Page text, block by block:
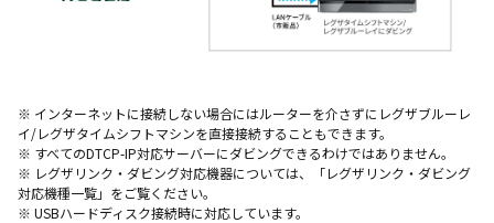
※ インターネットに接続しない場合にはルーターを介さずにレグザブルーレ
イ/レグザタイムシフトマシンを直接接続することもできます。
※ すべてのDTCP-IP対応サーバーにダビングできるわけではありません。
※ レグザリンク・ダビング対応機器については、「レグザリンク・ダビング
対応機種一覧」をご覧ください。
※ USBハードディスク接続時に対応しています。